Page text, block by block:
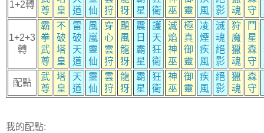
1+2轉
尊
皇
道
仙
狩
犽
星
衛
巫
靈
風
影
魂
守
1+2+3
轉
霸
拳
武
尊
不
破
塔
皇
雷
破
天
道
風
嵐
靈
仙
穿
心
雲
狩
颶
風
龍
犽
震
日
霸
星
護
天
狂
衛
滅
焰
神
巫
極
真
御
靈
凌
煙
疾
風
滅
魂
絕
影
狩
魔
獵
魂
鬥
星
森
守
配點
武
尊
塔
皇
天
道
靈
仙
雲
狩
龍
犽
霸
星
狂
衛
神
巫
御
靈
疾
風
絕
影
獵
魂
森
守
我的配點: